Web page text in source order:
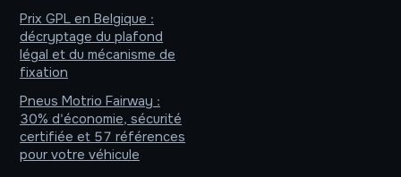
Prix GPL en Belgique :
décryptage du plafond
légal et du mécanisme de
fixation
Pneus Motrio Fairway :
30% d'économie, sécurité
certifiée et 57 références
pour votre véhicule